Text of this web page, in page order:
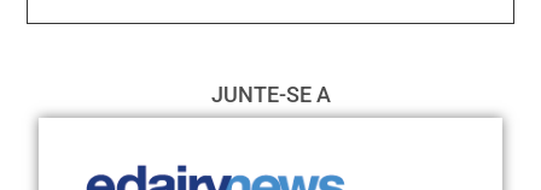
JUNTE-SE A